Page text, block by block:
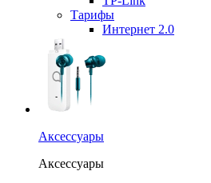
Тарифы
Интернет 2.0
Аксессуары
Аксессуары